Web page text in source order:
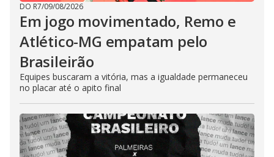
DO R7/09/08/2026
Em jogo movimentado, Remo e
Atlético-MG empatam pelo
Brasileirão
Equipes buscaram a vitória, mas a igualdade permaneceu
no placar até o apito final